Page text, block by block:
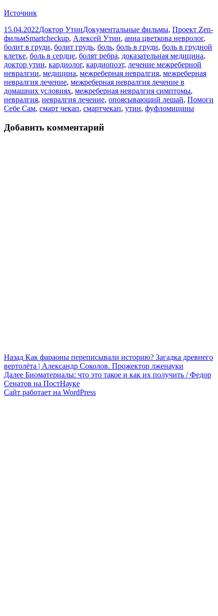
Источник
Опубликовано
15.04.2022Автор
Доктор УтинРубрики
Документальные фильмы, Проект Zen-
фильмМетки
Smartcheckup, Алексей Утин, анна цветкова невролог,
болит в груди, болит грудь, боль, боль в груди, боль в грудной
клетке, боль в сердце, болят ребра, доказательная медицина,
доктор утин, кардиолог, кардиопоэт, лечение межреберной
невралгии, медицина, межреберная невралгия, межреберная
невралгия лечение, межреберная невралгия лечение в
домашних условиях, межреберная невралгия симптомы,
невралгия, невралгия лечение, опоясывающий лешай, Помоги
Себе Сам, смарт чекап, смартчекап, утин, фуфломицины
Добавить комментарий
Навигация
по
записям
Назад Предыдущая
запись:
Как фараоны переписывали историю? Загадка древнего
вертолёта | Александр Соколов. Прожектор лженауки
Далее Следующая
запись:
Биоматериалы: что это такое и как их получить / Федор
Сенатов на ПостНауке
Сайт работает на WordPress